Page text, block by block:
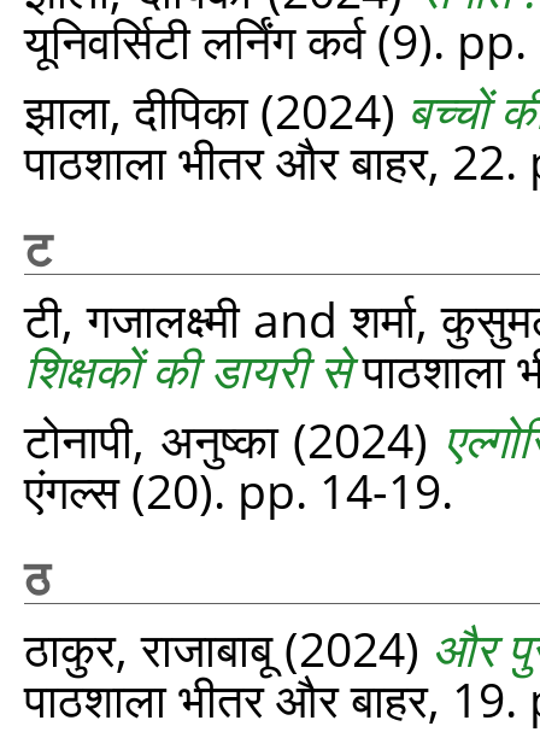
यूनिवर्सिटी लर्निंग कर्व (9).
झाला, दीपिका(2024) बच्चों
पाठशाला भीतर और बाहर,
ट
टी, गजालक्ष्‍मीandशर्मा,
शिक्षकों की डायरी सेपाठशाला
टोनापी, अनुष्का(2024)
एंगल्‍स (20). pp. 14-19.
ठ
ठाकुर, राजाबाबू(2024) और
पाठशाला भीतर और बाहर,